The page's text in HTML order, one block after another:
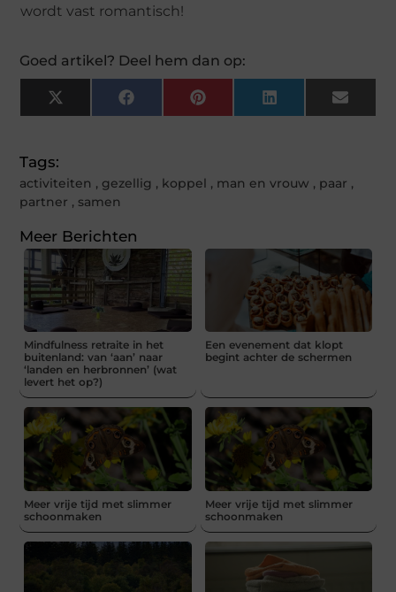
wordt vast romantisch!
Goed artikel? Deel hem dan op:
X
(Twitter)
FacebookPinterestLinkedInEmail
Tags:
activiteiten , gezellig , koppel , man en vrouw , paar ,
partner , samen
Meer Berichten
Mindfulness retraite in het
buitenland: van ‘aan’ naar
‘landen en herbronnen’ (wat
levert het op?)
Een evenement dat klopt
begint achter de schermen
Meer vrije tijd met slimmer
schoonmaken
Meer vrije tijd met slimmer
schoonmaken